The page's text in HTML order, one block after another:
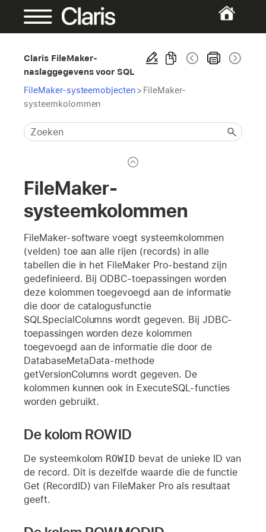
Claris FileMaker-
naslaggegevens voor SQL
FileMaker-systeemobjecten> FileMaker-
systeemkolommen
FileMaker-
systeemkolommen
FileMaker-software voegt systeemkolommen
(velden) toe aan alle rijen (records) in alle
tabellen die in het FileMaker Pro-bestand zijn
gedefinieerd. Bij ODBC-toepassingen worden
deze kolommen toegevoegd aan de informatie
die door de catalogusfunctie
SQLSpecialColumns wordt gegeven. Bij JDBC-
toepassingen worden deze kolommen
toegevoegd aan de informatie die door de
DatabaseMetaData-methode
getVersionColumns wordt gegeven. De
kolommen kunnen ook in ExecuteSQL-functies
worden gebruikt.
De kolom ROWID
De systeemkolom ROWID bevat de unieke ID van
de record. Dit is dezelfde waarde die de functie
Get (RecordID) van FileMaker Pro als resultaat
geeft.